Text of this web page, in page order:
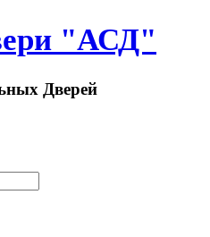
"АСД"
Дверей